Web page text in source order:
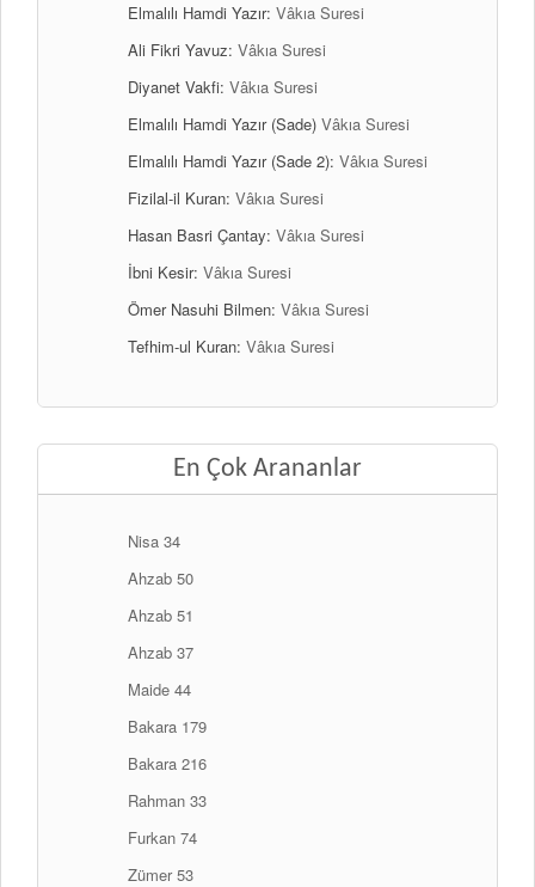
Elmalılı Hamdi Yazır: Vâkıa Suresi
Ali Fikri Yavuz: Vâkıa Suresi
Diyanet Vakfi: Vâkıa Suresi
Elmalılı Hamdi Yazır (Sade) Vâkıa Suresi
Elmalılı Hamdi Yazır (Sade 2): Vâkıa Suresi
Fizilal-il Kuran: Vâkıa Suresi
Hasan Basri Çantay: Vâkıa Suresi
İbni Kesir: Vâkıa Suresi
Ömer Nasuhi Bilmen: Vâkıa Suresi
Tefhim-ul Kuran: Vâkıa Suresi
En Çok Arananlar
Nisa 34
Ahzab 50
Ahzab 51
Ahzab 37
Maide 44
Bakara 179
Bakara 216
Rahman 33
Furkan 74
Zümer 53